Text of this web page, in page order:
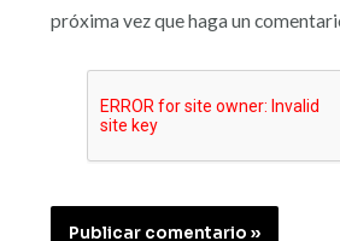
próxima vez que haga un